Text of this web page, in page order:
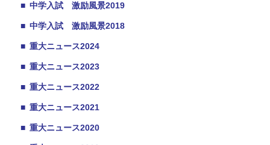
■ 中学入試 激励風景2019
■ 中学入試 激励風景2018
■ 重大ニュース2024
■ 重大ニュース2023
■ 重大ニュース2022
■ 重大ニュース2021
■ 重大ニュース2020